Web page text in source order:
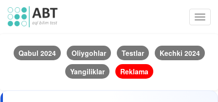
Qabul 2024 Oliygohlar Testlar
Kechki 2024
Yangiliklar
Reklama